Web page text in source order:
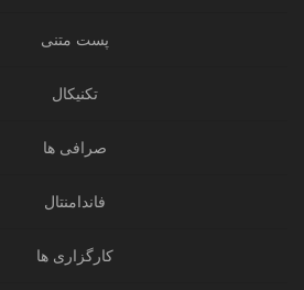
پست متنی
تکنیکال
صرافی ها
فاندامنتال
کارگزاری ها